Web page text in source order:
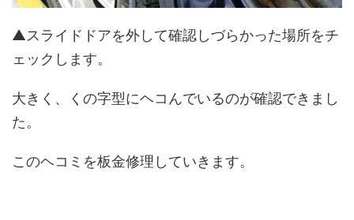
▲スライドドアを外して確認しづらかった場所をチ
ェックします。
大きく、くの字型にヘコんでいるのが確認できまし
た。
このヘコミを板金修理していきます。